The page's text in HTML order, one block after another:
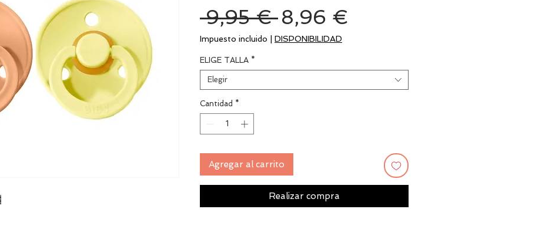
9,95 € Precio
8,96 €
oferta
Impuesto incluido DISPONIBILIDAD
ELIGE TALLA *
Elegir
Cantidad *
Agregar al carrito
Realizar compra